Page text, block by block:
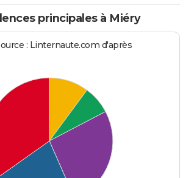
principales à Miéry
: Linternaute.com d'après